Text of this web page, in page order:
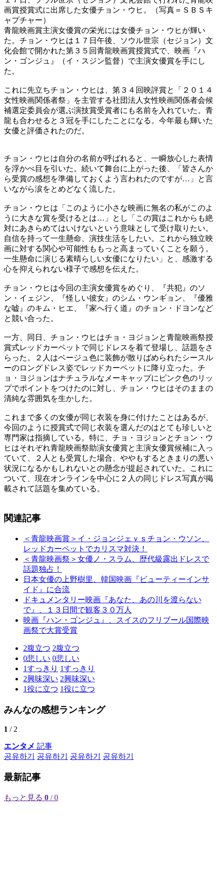
画賞授賞式に出席した女優チョン・ウヒ。（写真＝ＳＢＳキ
ャプチャー）
青龍映画賞主演女優賞の栄光には女優チョン・ウヒが輝い
た。チョン・ウヒは１７日午後、ソウル世宗（セジョン）文
化会館で開かれた第３５回青龍映画賞授賞式で、映画『ハ
ン・ゴンジュ』（イ・スジン監督）で主演女優賞を手にし
た。
これに先立ちチョン・ウヒは、第３４回映評賞と「２０１４
女性映画関係者祭」を主管する社団法人女性映画関係者会候
補選定委員会が選ぶ演技賞受賞者にも名前を入れていた。青
龍も合わせると３冠を手にしたことになる。今年最も輝いた
女優と評価されたのだ。
チョン・ウヒは自分の名前が呼ばれると、一瞬放心した表情
を浮かべ目を引いた。続いて舞台に上がった後、「皆さんか
ら受賞の感想を準備しておくよう言われたのですが…」と言
いながら涙をとめどなく流した。
チョン・ウヒは「このように小さな映画に無名の私がこのよ
うに大きな賞を受けるとは…」とし「この賞はこれからも絶
対にあきらめてはいけないという意味として受け取りたい。
自信を持って一生懸命、演技生活をしたい。これから独立映
画に対する関心や可能性ももっと高まっていくことを願う。
一生懸命に演じる素晴らしい女優になりたい」と、感激する
心を抑えられない様子で感想を伝えた。
チョン・ウヒは今回の主演女優賞をめぐり、『共犯』のソ
ン・イェジン、『怪しい彼女』のシム・ウンギョン、『優雅
な嘘』のキム・ヒエ、『家へ行く道』のチョン・ドヨンなど
と競い合った。
一方、同日、チョン・ウヒはチョ・ヨジョンと青龍映画祭授
賞式レッドカーペットで同じドレスを着て登場し、話題をさ
らった。２人はベージュ色に装飾が散りばめられたシースル
ーのロングドレス姿でレッドカーペットに降り立った。チ
ョ・ヨジョンはナチュラルなメーキャップにピンク色のリッ
プでポイントをつけたのに対し、チョン・ウヒはそのままの
清純な雰囲気を生かした。
これまで多くの女優が同じ衣装を身に付けたことはあるが、
今回のように授賞式で同じ衣装を選んだのはとても珍しいと
専門家は指摘している。特に、チョ・ヨジョンとチョン・ウ
ヒはそれぞれ青龍映画祭助演女優賞と主演女優賞候補に入っ
ていて、２人とも受賞した場合、ややもするときまりの悪い
状況になるかもしれないとの懸念が提起されていた。これに
ついて、現在オンラインを中心に２人の同じドレス写真が掲
載されて話題を集めている。
関連記事
＜青龍映画賞＞イ・ジョンジェｖｓチョン・ウソン、
レッドカーペットでカリスマ対決！
＜青龍映画祭＞女優ノ・スラム、歴代級露出ドレスで
話題独占！
日本女優の上野樹里、韓国映画『ビューティーインサ
イド』に合流
ドキュメンタリー映画『あなた、あの川を渡らない
で』、１３日間で観客３０万人
映画『ハン・ゴンジュ』、スイスのフリブール国際映
画祭で大賞受賞
2腹立つ 2腹立つ
0悲しい 0悲しい
1すっきり 1すっきり
2興味深い 2興味深い
1役に立つ 1役に立つ
みんなの感想ランキング
1 / 2
エンタメ 記事
공유하기
공유하기 공유하기 공유하기
最新記事
もっと見る 0 / 0